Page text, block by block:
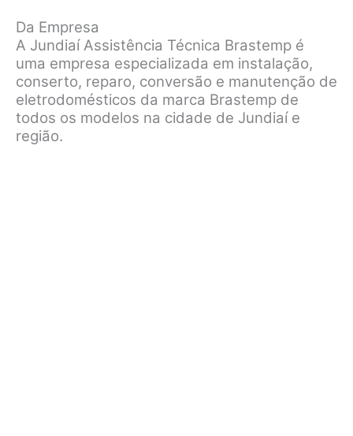
Da Empresa
A Jundiaí Assistência Técnica Brastemp é
uma empresa especializada em instalação,
conserto, reparo, conversão e manutenção de
eletrodomésticos da marca Brastemp de
todos os modelos na cidade de Jundiaí e
região.